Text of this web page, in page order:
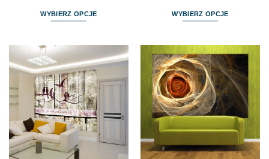
WYBIERZ OPCJE
ma
wiele
wariantów.
Opcje
można
wybrać
na
stronie
produktu
WYBIERZ OPCJE
ma
wiele
wariantów.
Opcje
można
wybrać
na
produktu